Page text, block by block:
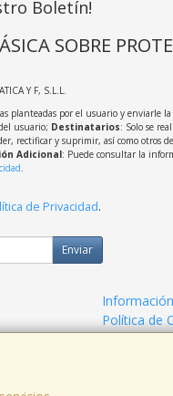
Boletín!
SOBRE
Y F, S.L.L.
planteadas por el usuario y enviarle
usuario; Destinatarios: Solo se
rectificar y suprimir, así como otros
Adicional: Puede consultar la
.
de Privacidad.
Enviar
Política de
Formas de